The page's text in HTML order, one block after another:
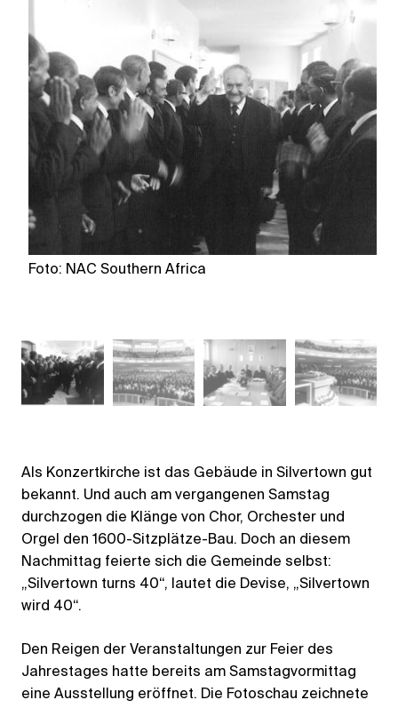
Foto: NAC Southern Africa
Als Konzertkirche ist das Gebäude in Silvertown gut
bekannt. Und auch am vergangenen Samstag
durchzogen die Klänge von Chor, Orchester und
Orgel den 1600-Sitzplätze-Bau. Doch an diesem
Nachmittag feierte sich die Gemeinde selbst:
„Silvertown turns 40“, lautet die Devise, „Silvertown
wird 40“.
Den Reigen der Veranstaltungen zur Feier des
Jahrestages hatte bereits am Samstagvormittag
eine Ausstellung eröffnet. Die Fotoschau zeichnete